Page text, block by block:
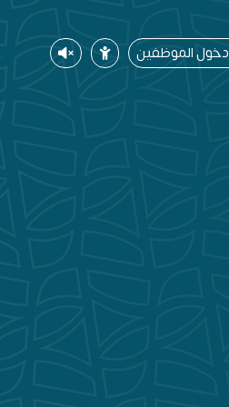
دخول الموظفين